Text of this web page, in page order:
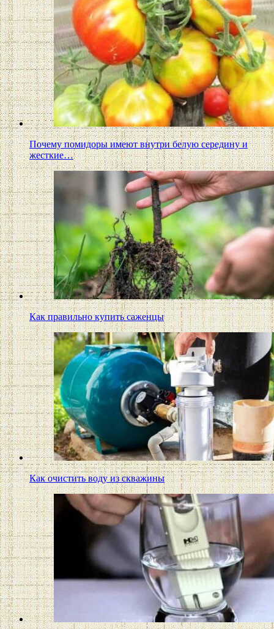
Почему помидоры имеют внутри белую середину и
жесткие…
Как правильно купить саженцы
Как очистить воду из скважины